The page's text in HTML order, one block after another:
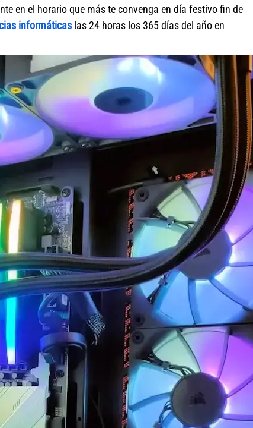
en el horario que más te convenga en día festivo fin de
informáticas las 24 horas los 365 días del año en